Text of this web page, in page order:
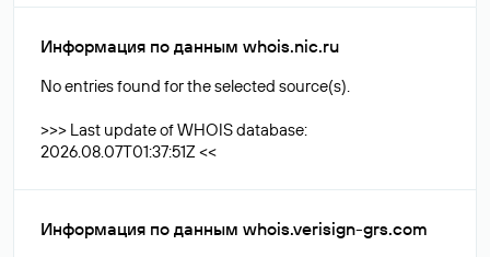
Информация по данным whois.nic.ru
No entries found for the selected source(s).
>>> Last update of WHOIS database:
2026.08.07T01:37:51Z <<
Информация по данным whois.verisign-grs.com